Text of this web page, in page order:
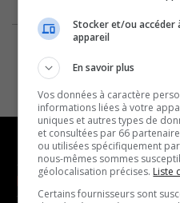
NOUVELLES
Stocker et/ou accéder
appareil
En savoir plus
Vos données à caractère
informations liées à votre
uniques et autres types de
et consultées par 66
ou utilisées spécifiquement
nous-mêmes sommes
géolocalisation précises. Liste
Certains fournisseurs sont